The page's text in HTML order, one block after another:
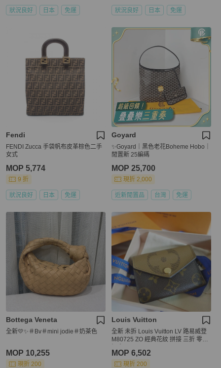
狀況良好 日本 免運 狀況良好 日本 免運
Fendi
FENDI Zucca 手袋帆布皮革棕色二手
女式
MOP 5,774
9 折
狀況良好 日本 免運
Goyard
✨Goyard｜黑色老花Boheme Hobo｜
閒置新 25編碼
MOP 25,700
現折 2,000
近新閒置品 台灣 免運
Bottega Veneta
全新💛✨＃Bv＃mini jodie＃奶茶色
MOP 10,255
現折 200
Louis Vuitton
全新 未拆 Louis Vuitton LV 路易威登
M80725 ZO 經典花紋 拼接 三折 零錢
MOP 6,502
現折 200